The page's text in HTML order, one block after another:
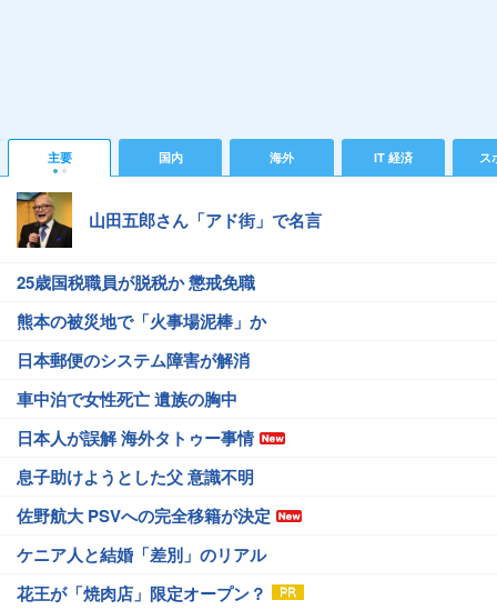
主要 国内 海外 IT 経済 ス
山田五郎さん「アド街」で名言
25歳国税職員が脱税か 懲戒免職
熊本の被災地で「火事場泥棒」か
日本郵便のシステム障害が解消
車中泊で女性死亡 遺族の胸中
日本人が誤解 海外タトゥー事情
息子助けようとした父 意識不明
佐野航大 PSVへの完全移籍が決定
ケニア人と結婚「差別」のリアル
花王が「焼肉店」限定オープン？